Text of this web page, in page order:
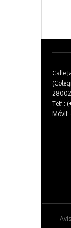
Calle
Telf.:
Móvil: